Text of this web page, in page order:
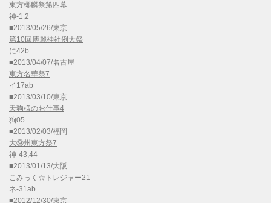
東方椰麟祭第四幕
神-1,2
■2013/05/26/東京
第10回博麗神社例大祭
に42b
■2013/04/07/名古屋
東方名華祭7
イ17ab
■2013/03/10/東京
天狗様のお仕事4
狗05
■2013/02/03/福岡
大⑨州東方祭7
神-43,44
■2013/01/13/大阪
こみっく☆トレジャー21
ネ-31ab
■2012/12/30/東京